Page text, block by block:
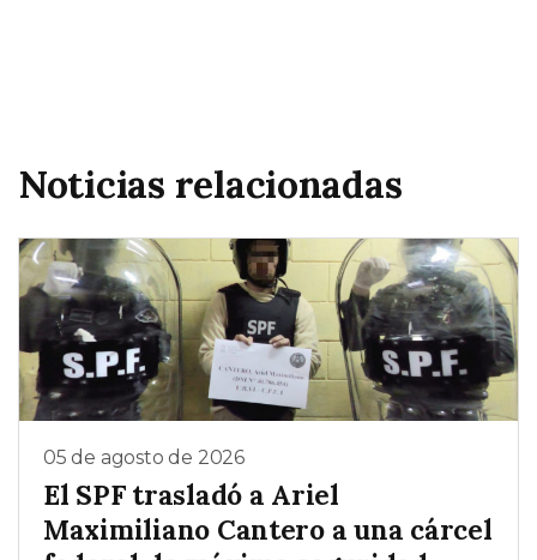
Noticias relacionadas
05 de agosto de 2026
El SPF trasladó a Ariel
Maximiliano Cantero a una cárcel